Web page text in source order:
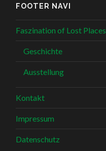
FOOTER NAVI
Faszination of Lost Places
Geschichte
Ausstellung
Kontakt
Impressum
Datenschutz